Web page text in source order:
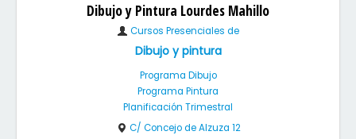
Dibujo y Pintura Lourdes Mahillo
Cursos Presenciales de
Dibujo y pintura
Programa Dibujo
Programa Pintura
Planificación Trimestral
C/ Concejo de Alzuza 12